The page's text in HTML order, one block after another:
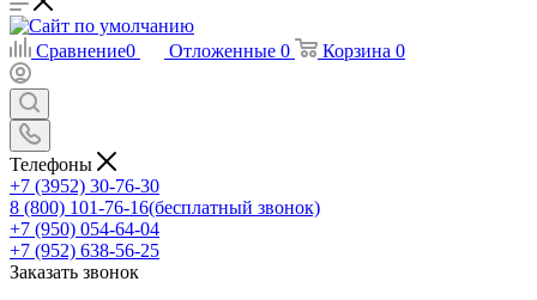
Сравнение0 Отложенные 0 Корзина 0
Телефоны
+7 (3952) 30-76-30
8 (800) 101-76-16(бесплатный звонок)
+7 (950) 054-64-04
+7 (952) 638-56-25
Заказать звонок